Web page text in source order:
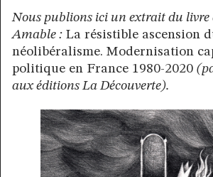
Nous publions ici un extrait du livre
Amable : La résistible ascension
néolibéralisme. Modernisation
politique en France 1980-2020 (
aux éditions La Découverte).